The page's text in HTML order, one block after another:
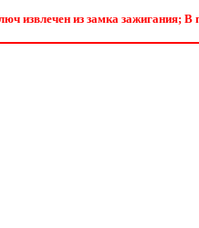
извлечен из замка зажигания; В